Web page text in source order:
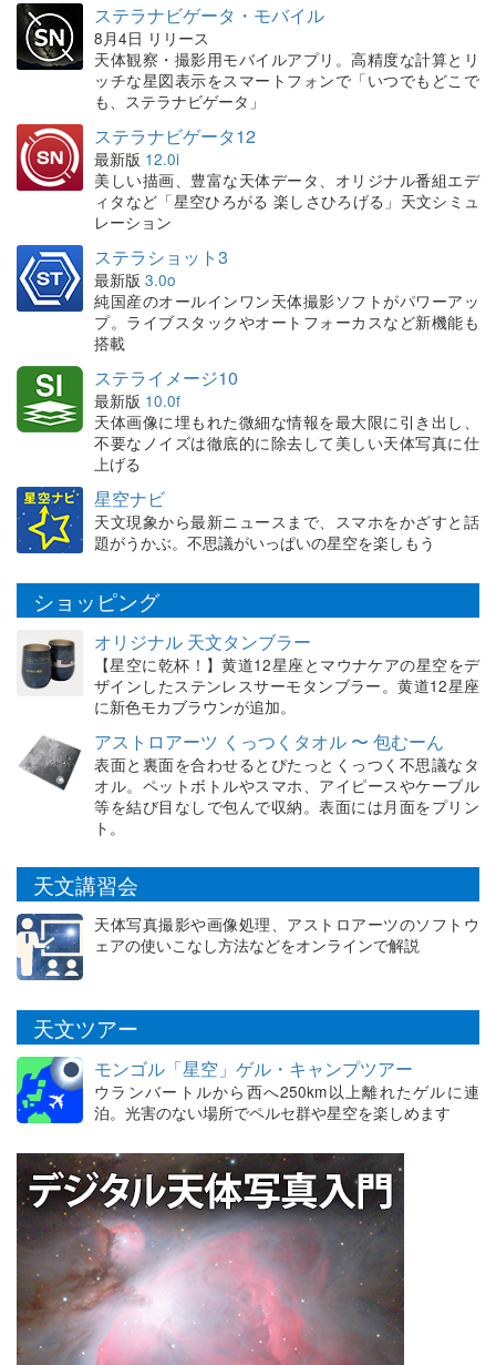
ステラナビゲータ・モバイル
8月4日 リリース
天体観察・撮影用モバイルアプリ。高精度な計算とリ
ッチな星図表示をスマートフォンで「いつでもどこで
も、ステラナビゲータ」
ステラナビゲータ12
最新版 12.0i
美しい描画、豊富な天体データ、オリジナル番組エデ
ィタなど「星空ひろがる 楽しさひろげる」天文シミュ
レーション
ステラショット3
最新版 3.0o
純国産のオールインワン天体撮影ソフトがパワーアッ
プ。ライブスタックやオートフォーカスなど新機能も
搭載
ステライメージ10
最新版 10.0f
天体画像に埋もれた微細な情報を最大限に引き出し、
不要なノイズは徹底的に除去して美しい天体写真に仕
上げる
星空ナビ
天文現象から最新ニュースまで、スマホをかざすと話
題がうかぶ。不思議がいっぱいの星空を楽しもう
ショッピング
オリジナル 天文タンブラー
【星空に乾杯！】黄道12星座とマウナケアの星空をデ
ザインしたステンレスサーモタンブラー。黄道12星座
に新色モカブラウンが追加。
アストロアーツ くっつくタオル 〜 包むーん
表面と裏面を合わせるとぴたっとくっつく不思議なタ
オル。ペットボトルやスマホ、アイピースやケーブル
等を結び目なしで包んで収納。表面には月面をプリン
ト。
天文講習会
天体写真撮影や画像処理、アストロアーツのソフトウ
ェアの使いこなし方法などをオンラインで解説
天文ツアー
モンゴル「星空」ゲル・キャンプツアー
ウランバートルから西へ250km以上離れたゲルに連
泊。光害のない場所でペルセ群や星空を楽しめます